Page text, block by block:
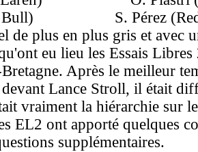
S. Pérez
de plus en plus gris et avec
eu lieu les Essais
Après le meilleur
Lance Stroll, il était
vraiment la hiérarchie sur
EL2 ont apporté quelques
supplémentaires.